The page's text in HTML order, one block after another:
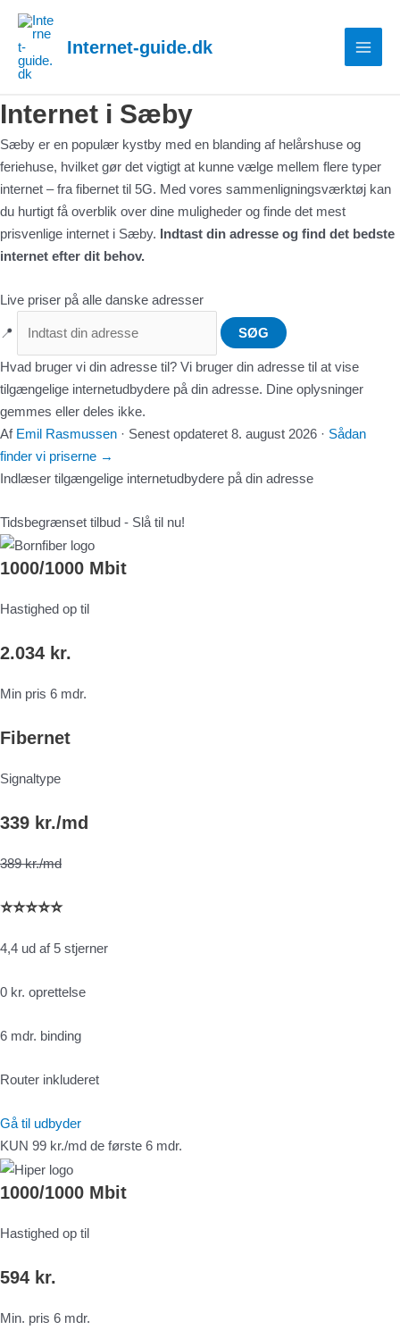
indholdet
Internet-guide.dk
Internet i Sæby
Sæby er en populær kystby med en blanding af helårshuse og
feriehuse, hvilket gør det vigtigt at kunne vælge mellem flere typer
internet – fra fibernet til 5G. Med vores sammenligningsværktøj kan
du hurtigt få overblik over dine muligheder og finde det mest
prisvenlige internet i Sæby. Indtast din adresse og find det bedste
internet efter dit behov.
Live priser på alle danske adresser
📍 SØG
Hvad bruger vi din adresse til? Vi bruger din adresse til at vise
tilgængelige internetudbydere på din adresse. Dine oplysninger
gemmes eller deles ikke.
Af Emil Rasmussen · Senest opdateret 8. august 2026 · Sådan
finder vi priserne →
Indlæser tilgængelige internetudbydere på din adresse
Tidsbegrænset tilbud - Slå til nu!
1000/1000 Mbit
Hastighed op til
2.034 kr.
Min pris 6 mdr.
Fibernet
Signaltype
339 kr./md
389 kr./md
⭐⭐⭐⭐⭐
4,4 ud af 5 stjerner
0 kr. oprettelse
6 mdr. binding
Router inkluderet
Gå til udbyder
KUN 99 kr./md de første 6 mdr.
1000/1000 Mbit
Hastighed op til
594 kr.
Min. pris 6 mdr.